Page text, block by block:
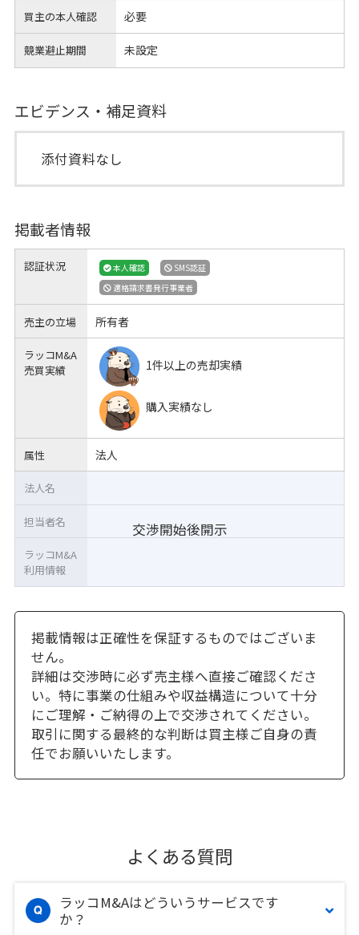
買主の本人確認 必要
競業避止期間 未設定
エビデンス・補足資料
添付資料なし
掲載者情報
認証状況 本人確認
SMS認証
適格請求書発行事業者
売主の立場 所有者
ラッコM&A
売買実績
1件以上の売却実績
購入実績なし
属性 法人
交渉開始後開示
法人名
担当者名
ラッコM&A
利用情報
掲載情報は正確性を保証するものではございま
せん。
詳細は交渉時に必ず売主様へ直接ご確認くださ
い。特に事業の仕組みや収益構造について十分
にご理解・ご納得の上で交渉されてください。
取引に関する最終的な判断は買主様ご自身の責
任でお願いいたします。
よくある質問
ラッコM&Aはどういうサービスです
か？